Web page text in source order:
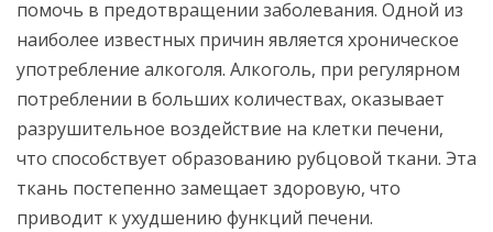
помочь в предотвращении заболевания. Одной из
наиболее известных причин является хроническое
употребление алкоголя. Алкоголь, при регулярном
потреблении в больших количествах, оказывает
разрушительное воздействие на клетки печени,
что способствует образованию рубцовой ткани. Эта
ткань постепенно замещает здоровую, что
приводит к ухудшению функций печени.